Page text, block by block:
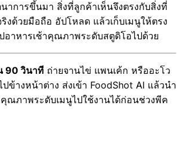
าการขึ้นมา สิ่งที่ลูกค้าเห็นจึงตรงกับสิ่งที่
งด้วยมือถือ อัปโหลด แล้วเก็บเมนูให้ตรง
อาหารเช้าคุณภาพระดับสตูดิโอไปด้วย
90 วินาที ถ่ายจานไข่ แพนเค้ก หรืออะโว
ข้างหน้าต่าง ส่งเข้า FoodShot AI แล้วนำ
ณภาพระดับเมนูไปใช้งานได้ก่อนช่วงพีค